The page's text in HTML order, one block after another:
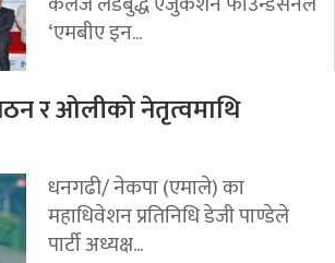
‘एमबीए इन...
र ओलीको नेतृत्वमाथि
धनगढी/ नेकपा (एमाले) का
महाधिवेशन प्रतिनिधि डेजी पाण्डेले
पार्टी अध्यक्ष...